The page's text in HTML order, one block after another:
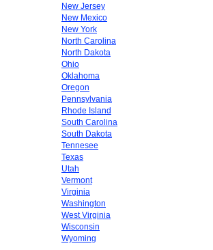
New Jersey
New Mexico
New York
North Carolina
North Dakota
Ohio
Oklahoma
Oregon
Pennsylvania
Rhode Island
South Carolina
South Dakota
Tennesee
Texas
Utah
Vermont
Virginia
Washington
West Virginia
Wisconsin
Wyoming